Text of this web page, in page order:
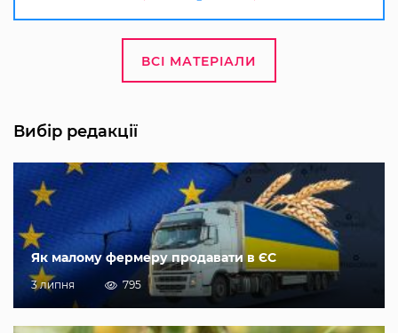
ВСІ МАТЕРІАЛИ
Вибір редакції
Як малому фермеру продавати в ЄС
3 липня 795